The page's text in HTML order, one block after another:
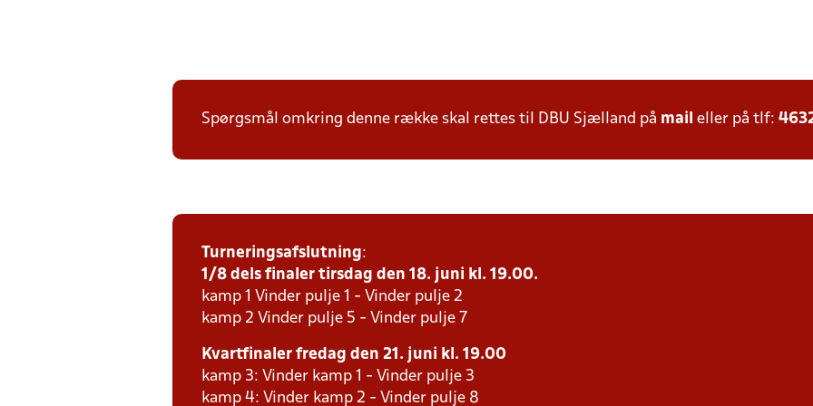
Spørgsmål omkring denne række skal rettes til DBU Sjælland på mail eller på tlf:
Turneringsafslutning:
1/8 dels finaler tirsdag den 18. juni kl. 19.00.
kamp 1 Vinder pulje 1 - Vinder pulje 2
kamp 2 Vinder pulje 5 - Vinder pulje 7
Kvartfinaler fredag den 21. juni kl. 19.00
kamp 3: Vinder kamp 1 - Vinder pulje 3
kamp 4: Vinder kamp 2 - Vinder pulje 8